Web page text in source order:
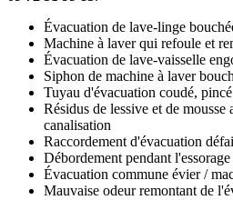
Évacuation de lave-linge
Machine à laver qui refoule et
Évacuation de lave-vaisselle
Siphon de machine à laver
Tuyau d'évacuation coudé,
Résidus de lessive et de mousse
canalisation
Raccordement d'évacuation
Débordement pendant
Évacuation commune évier /
Mauvaise odeur remontant de